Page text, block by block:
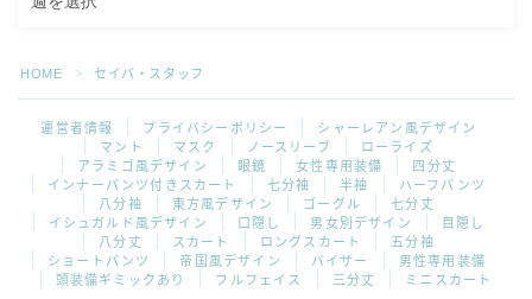
HOME ＞ セイバ・スタッフ
運営者情報 プライバシーポリシー
シャーレアン風デザイン
マント
マスク ノースリーブ
ローライズ
アラミゴ風デザイン
眼鏡 女性専用装備
四分丈
インナーパンツ付きスカート
七分袖 半袖
ハーフパンツ
八分袖
東方風デザイン ゴーグル
七分丈
イシュガルド風デザイン
口隠し 男女別デザイン
目隠し
八分丈
スカート ロングスカート
五分袖
ショートパンツ
帝国風デザイン バイザー
男性専用装備
頭装備ギミックあり
フルフェイス 三分丈 ミニスカート